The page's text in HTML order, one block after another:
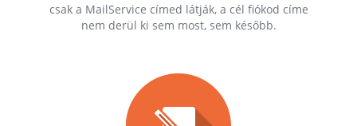
csak a MailService címed látják, a cél fiókod címe
nem derül ki sem most, sem később.